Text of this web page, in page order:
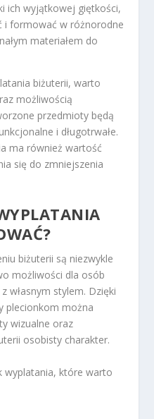
ich wyjątkowej giętkości,
i formować w różnorodne
materiałem do
biżuterii, warto
możliwością
przedmioty będą
i długotrwałe.
ma również wartość
się do zmniejszenia
biżuterii są niezwykle
możliwości dla osób
własnym stylem. Dzięki
plecionkom można
wizualne oraz
osobisty charakter.
wyplatania, które warto